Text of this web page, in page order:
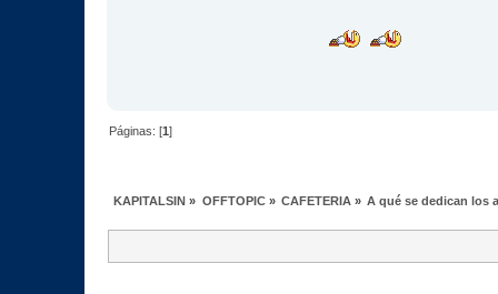
Páginas: [1]
KAPITALSIN » OFFTOPIC» CAFETERIA» A qué se dedican los